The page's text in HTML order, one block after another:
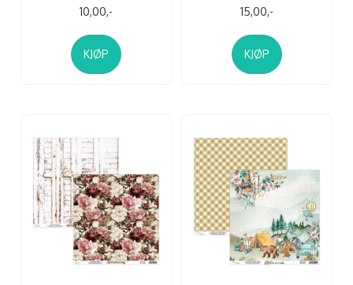
10,00,-
KJØP
15,00,-
KJØP